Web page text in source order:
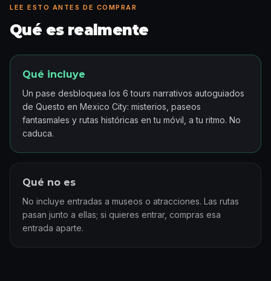
LEE ESTO ANTES DE COMPRAR
Qué es realmente
Qué incluye
Un pase desbloquea los 6 tours narrativos autoguiados
de Questo en Mexico City: misterios, paseos
fantasmales y rutas históricas en tu móvil, a tu ritmo. No
caduca.
Qué no es
No incluye entradas a museos o atracciones. Las rutas
pasan junto a ellas; si quieres entrar, compras esa
entrada aparte.